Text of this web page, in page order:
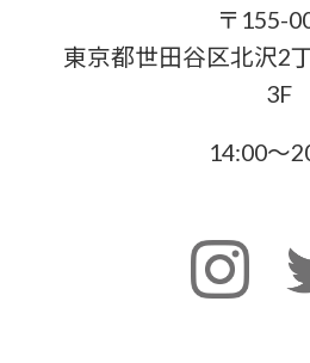
〒155-
東京都世田谷区北沢2
3F
14:00〜